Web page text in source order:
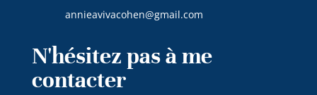
annieavivacohen@gmail.com
N'hésitez pas à me
contacter